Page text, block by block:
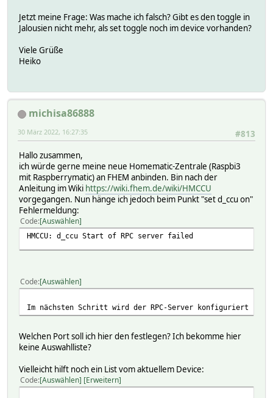
Jetzt meine Frage: Was mache ich falsch? Gibt es den toggle in
Jalousien nicht mehr, als set toggle noch im device vorhanden?
Viele Grüße
Heiko
michisa86888
#813
30 März 2022, 16:27:35
Hallo zusammen,
ich würde gerne meine neue Homematic-Zentrale (Raspbi3
mit Raspberrymatic) an FHEM anbinden. Bin nach der
Anleitung im Wiki https://wiki.fhem.de/wiki/HMCCU
vorgegangen. Nun hänge ich jedoch beim Punkt "set d_ccu on"
Fehlermeldung:
Code Auswählen
HMCCU: d_ccu Start of RPC server failed
Code Auswählen
Im nächsten Schritt wird der RPC-Server konfiguriert
Welchen Port soll ich hier den festlegen? Ich bekomme hier
keine Auswahlliste?
Vielleicht hilft noch ein List vom aktuellem Device:
Code Auswählen Erweitern